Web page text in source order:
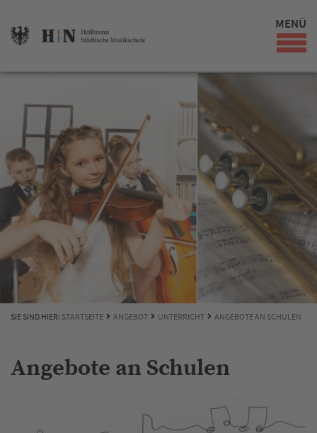
MENÜ
SIE SIND HIER: STARTSEITE ANGEBOT UNTERRICHT ANGEBOTE AN SCHULEN
Angebote an Schulen